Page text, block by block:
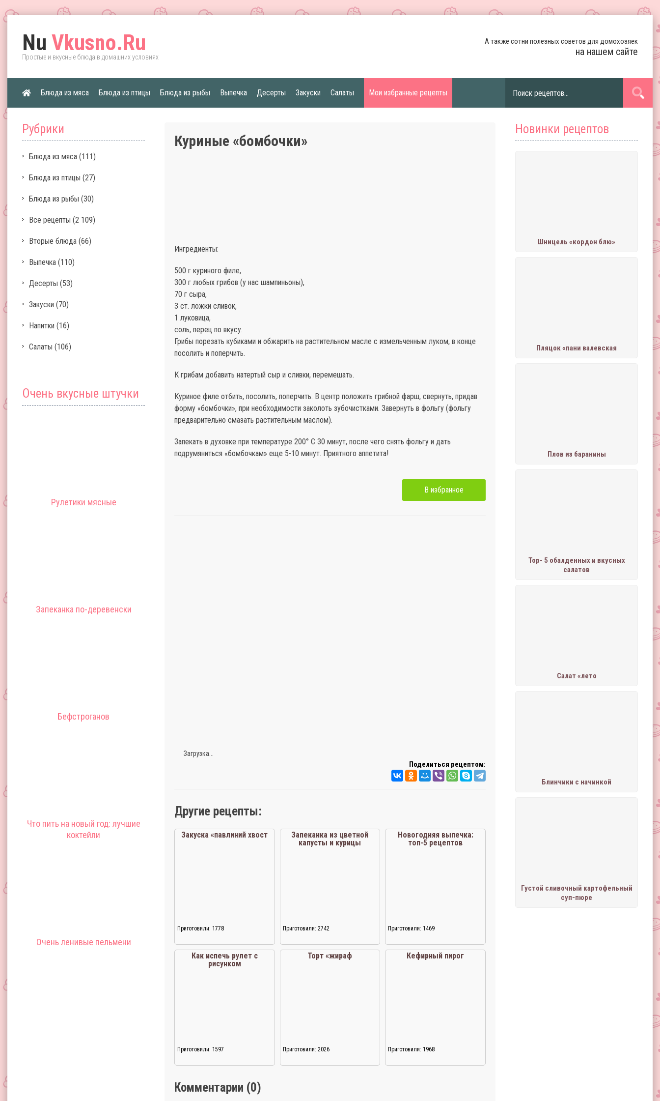
Nu Vkusno.Ru
Простые и вкусные блюда в домашних условиях
А также сотни полезных советов для домохозяек
на нашем сайте
Блюда из мяса Блюда из птицы Блюда из рыбы Выпечка Десерты Закуски Салаты Мои избранные рецепты
Рубрики
Блюда из мяса (111)
Блюда из птицы (27)
Блюда из рыбы (30)
Все рецепты (2 109)
Вторые блюда (66)
Выпечка (110)
Десерты (53)
Закуски (70)
Напитки (16)
Салаты (106)
Очень вкусные штучки
Рулетики мясные
Запеканка по-деревенски
Бефстроганов
Что пить на новый год: лучшие
коктейли
Очень ленивые пельмени
Новинки рецептов
Шницель «кордон блю»
Пляцок «пани валевская
Плов из баранины
Тор- 5 обалденных и вкусных
салатов
Салат «лето
Блинчики с начинкой
Густой сливочный картофельный
суп-пюре
Куриные «бомбочки»
Ингредиенты:
500 г куриного филе,
300 г любых грибов (у нас шампиньоны),
70 г сыра,
3 ст. ложки сливок,
1 луковица,
соль, перец по вкусу.
Грибы порезать кубиками и обжарить на растительном масле с измельченным луком, в конце
посолить и поперчить.
К грибам добавить натертый сыр и сливки, перемешать.
Куриное филе отбить, посолить, поперчить. В центр положить грибной фарш, свернуть, придав
форму «бомбочки», при необходимости заколоть зубочистками. Завернуть в фольгу (фольгу
предварительно смазать растительным маслом).
Запекать в духовке при температуре 200° С 30 минут, после чего снять фольгу и дать
подрумяниться «бомбочкам» еще 5-10 минут. Приятного аппетита!
В избранное
Загрузка...
Поделиться рецептом:
Другие рецепты:
Закуска «павлиний хвост
Приготовили: 1778
Запеканка из цветной
капусты и курицы
Приготовили: 2742
Новогодняя выпечка:
топ-5 рецептов
Приготовили: 1469
Как испечь рулет с
рисунком
Приготовили: 1597
Торт «жираф
Приготовили: 2026
Кефирный пирог
Приготовили: 1968
Комментарии (0)